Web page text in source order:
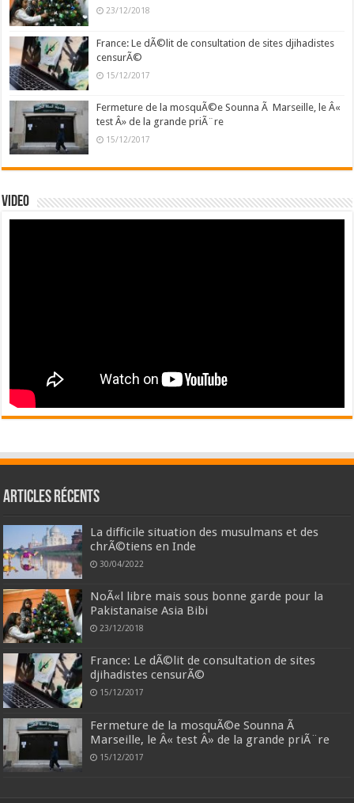
23/12/2018
France: Le dÃ©lit de consultation de sites djihadistes
censurÃ©
15/12/2017
Fermeture de la mosquÃ©e Sounna Ã Marseille, le Â«
test Â» de la grande priÃ¨re
15/12/2017
Video
Articles récents
La difficile situation des musulmans et des
chrÃ©tiens en Inde
30/04/2022
NoÃ«l libre mais sous bonne garde pour la
Pakistanaise Asia Bibi
23/12/2018
France: Le dÃ©lit de consultation de sites
djihadistes censurÃ©
15/12/2017
Fermeture de la mosquÃ©e Sounna Ã
Marseille, le Â« test Â» de la grande priÃ¨re
15/12/2017